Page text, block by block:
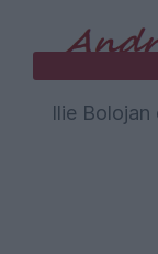
Ilie Bolojan